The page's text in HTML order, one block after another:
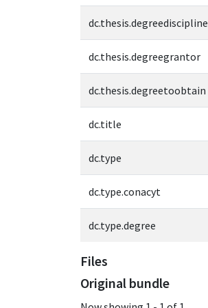
dc.thesis.degreediscipline
dc.thesis.degreegrantor
dc.thesis.degreetoobtain
dc.title
dc.type
dc.type.conacyt
dc.type.degree
Files
Original bundle